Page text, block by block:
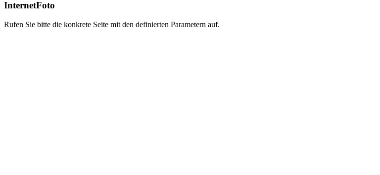
InternetFoto
Rufen Sie bitte die konkrete Seite mit den definierten Parametern auf.